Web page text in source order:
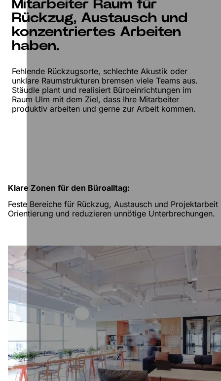
Mitarbeiter Raum für
Rückzug, Austausch und
konzentriertes Arbeiten
haben.
Fehlende Rückzugsorte, schlechte Akustik oder
unklare Raumstrukturen bremsen viele Teams aus.
Stäudle plant und realisiert Büroeinrichtungen im
Raum Ulm mit dem Ziel, dass Ihre Mitarbeiter
produktiv arbeiten und gerne zur Arbeit kommen.
Klare Zonen für den Büroalltag:
Feste Bereiche für Rückzug, Austausch und Projektarbeit
Orientierung und reduzieren unnötige Unterbrechungen.